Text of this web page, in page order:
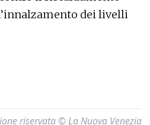
dei livelli
riservata © La Nuova Venezia